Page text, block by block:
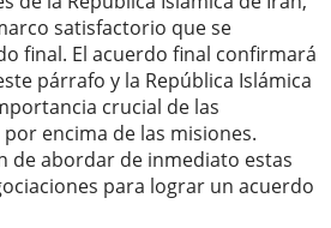
satisfactorio que se
final. El acuerdo final confirmará
párrafo y la República Islámica
crucial de las
encima de las misiones.
de abordar de inmediato estas
para lograr un acuerdo